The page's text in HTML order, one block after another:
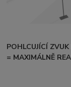
POHLCUJÍCÍ
= MAXIMÁLNĚ